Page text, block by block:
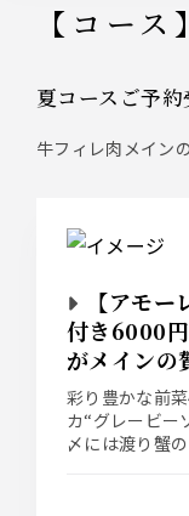
【コース】
夏コースご予約
牛フィレ肉メイン
【アモ
付き6000
がメインの
彩り豊かな前
カ“グレービー
〆には渡り蟹